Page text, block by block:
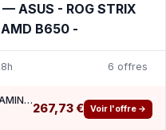
— ASUS - ROG STRIX
B650 -
6 offres
ASUS ROG STRIX B650E-E GAMING – Carte mère AMD Ryzen AM5 ATX (16 2 phases d'alimentation,
267,73 € Voir l'offre →